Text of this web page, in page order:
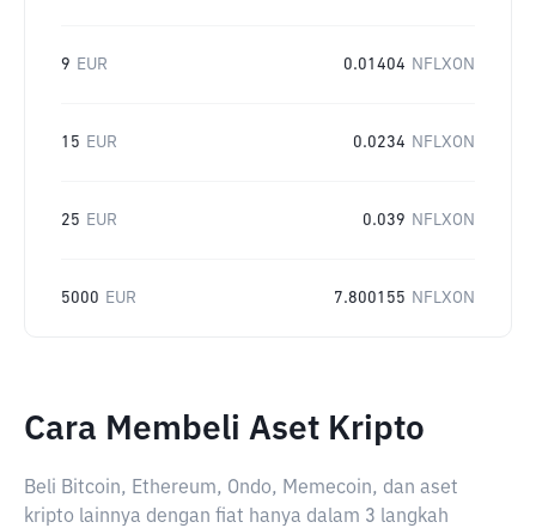
9 EUR 0.01404 NFLXON
15 EUR 0.0234 NFLXON
25 EUR 0.039 NFLXON
5000 EUR 7.800155 NFLXON
Cara Membeli Aset Kripto
Beli Bitcoin, Ethereum, Ondo, Memecoin, dan aset
kripto lainnya dengan fiat hanya dalam 3 langkah